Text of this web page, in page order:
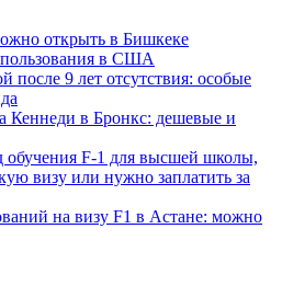
открыть в Бишкеке
в США
9 лет отсутствия: особые
Кеннеди в Бронкс: дешевые и
обучения F-1 для высшей школы,
визу или нужно заплатить за
на визу F1 в Астане: можно